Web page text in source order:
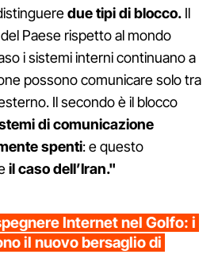
due tipi di blocco. Il
Paese rispetto al mondo
i sistemi interni continuano a
possono comunicare solo tra
Il secondo è il blocco
di comunicazione
spenti: e questo
il caso dell’Iran."
Internet nel Golfo: i
il nuovo bersaglio di